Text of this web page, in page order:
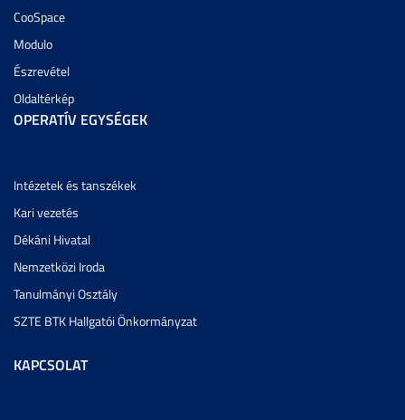
CooSpace
Modulo
Észrevétel
Oldaltérkép
OPERATÍV EGYSÉGEK
Intézetek és tanszékek
Kari vezetés
Dékáni Hivatal
Nemzetközi Iroda
Tanulmányi Osztály
SZTE BTK Hallgatói Önkormányzat
KAPCSOLAT